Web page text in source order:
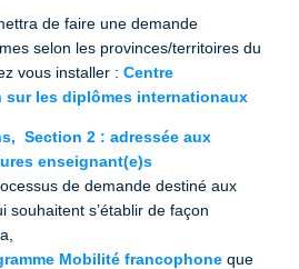
de faire une demande
selon les provinces/territoires du
vous installer :Centre
sur les diplômes internationaux
Section 2 : adressée aux
enseignant(e)s
de demande destiné aux
souhaitent s’établir de façon
Mobilité francophone que